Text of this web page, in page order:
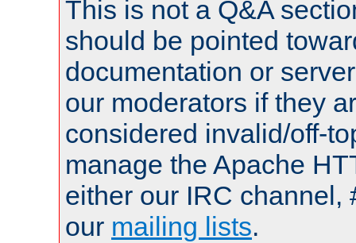
This is not a Q&A
should be pointed
documentation or
our moderators if they
considered invalid/off-
manage the Apache
either our IRC channel,
our mailing lists.